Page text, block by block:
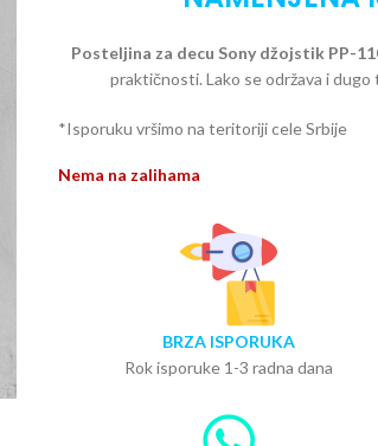
Posteljina za decu Sony džojstik PP-
praktičnosti. Lako se održava i
*Isporuku vršimo na teritoriji cele Srbije
Nema na zalihama
BRZA ISPORUKA
Rok isporuke 1-3 radna dana